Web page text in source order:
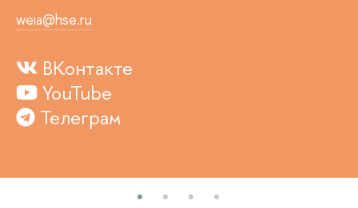
weia@hse.ru
ВКонтакте
YouTube
Телеграм